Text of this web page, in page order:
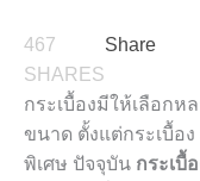
467
SHARES
Share
กระเบื้องมีให้เลือก
ขนาด ตั้งแต่กระเบื้อง
พิเศษ ปัจจุบัน กระเบื้